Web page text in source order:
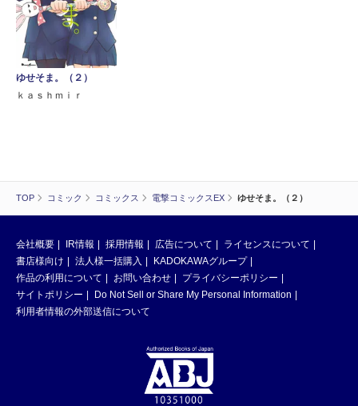
TOP コミック コミックス 電撃コミックスEX ゆせそま。（２）
ゆせそま。（２）
ｋａｓｈｍｉｒ
会社概要 IR情報 採用情報 広告について
ライセンスについて
書店様向け
法人様一括購入
KADOKAWAグループ
作品の利用について
お問い合わせ
プライバシーポリシー
サイトポリシー
Do Not Sell or Share My Personal Information
利用者情報の外部送信について